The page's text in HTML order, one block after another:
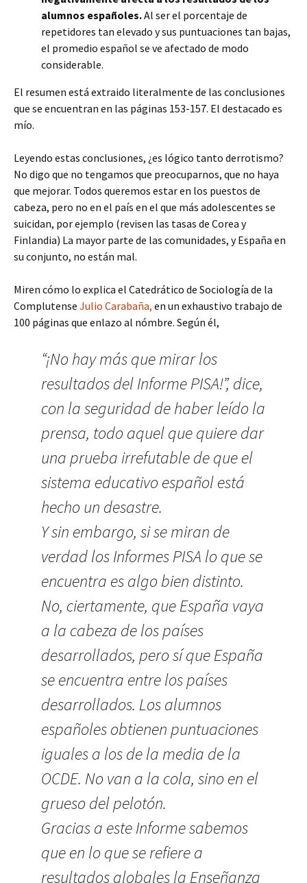
alumnos españoles.Al ser el porcentaje de
repetidores tan elevado y sus puntuaciones tan bajas,
el promedio español se ve afectado de modo
considerable.
El resumen está extraido literalmente de las conclusiones
que se encuentran en las páginas 153-157. El destacado es
mío.
Leyendo estas conclusiones, ¿es lógico tanto derrotismo?
No digo que no tengamos que preocuparnos, que no haya
que mejorar. Todos queremos estar en los puestos de
cabeza, pero no en el país en el que más adolescentes se
suicidan, por ejemplo (revisen las tasas de Corea y
Finlandia) La mayor parte de las comunidades, y España en
su conjunto, no están mal.
Miren cómo lo explica el Catedrático de Sociología de la
Complutense Julio Carabaña, en un exhaustivo trabajo de
100 páginas que enlazo al nómbre. Según él,
“¡No hay más que mirar los
resultados del Informe PISA!”, dice,
con la seguridad de haber leído la
prensa, todo aquel que quiere dar
una prueba irrefutable de que el
sistema educativo español está
hecho un desastre.
Y sin embargo, si se miran de
verdad los Informes PISA lo que se
encuentra es algo bien distinto.
No, ciertamente, que España vaya
a la cabeza de los países
desarrollados, pero sí que España
se encuentra entre los países
desarrollados. Los alumnos
españoles obtienen puntuaciones
iguales a los de la media de la
OCDE. No van a la cola, sino en el
grueso del pelotón.
Gracias a este Informe sabemos
que en lo que se refiere a
resultados globales la Enseñanza